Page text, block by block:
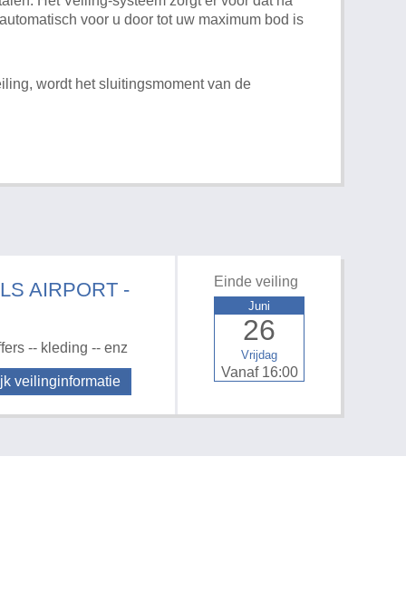
voor u door tot uw maximum bod is
wordt het sluitingsmoment van de
AIRPORT -
-- kleding -- enz
veilinginformatie
Einde veiling
Vrijdag
26
Juni
Vanaf 16:00